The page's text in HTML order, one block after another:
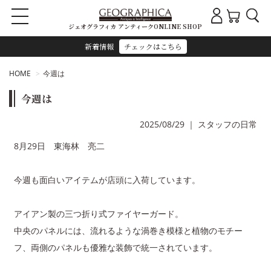
新着情報 チェックはこちら
ジェオグラフィカ アンティークONLINE SHOP
HOME 今週は
今週は
2025/08/29 ｜ スタッフの日常
8月29日 東海林 亮二
今週も面白いアイテムが店頭に入荷しています。
アイアン製の三つ折り式ファイヤーガード。
中央のパネルには、流れるような渦巻き模様と植物のモチー
フ、両側のパネルも優雅な装飾で統一されています。